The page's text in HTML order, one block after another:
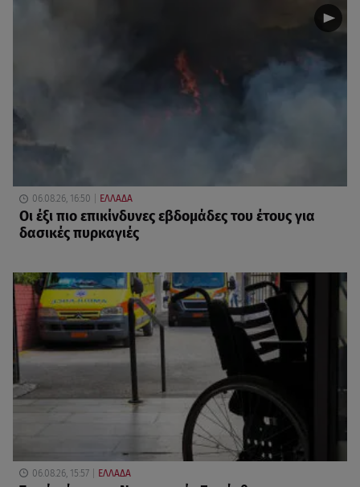
06.08.26, 16:50 ΕΛΛΑΔΑ
Οι έξι πιο επικίνδυνες εβδομάδες του έτους για
δασικές πυρκαγιές
06.08.26, 15:57 ΕΛΛΑΔΑ